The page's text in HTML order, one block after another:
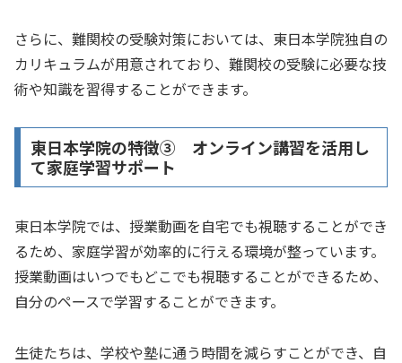
さらに、難関校の受験対策においては、東日本学院独自の
カリキュラムが用意されており、難関校の受験に必要な技
術や知識を習得することができます。
東日本学院の特徴③ オンライン講習を活用し
て家庭学習サポート
東日本学院では、授業動画を自宅でも視聴することができ
るため、家庭学習が効率的に行える環境が整っています。
授業動画はいつでもどこでも視聴することができるため、
自分のペースで学習することができます。
生徒たちは、学校や塾に通う時間を減らすことができ、自